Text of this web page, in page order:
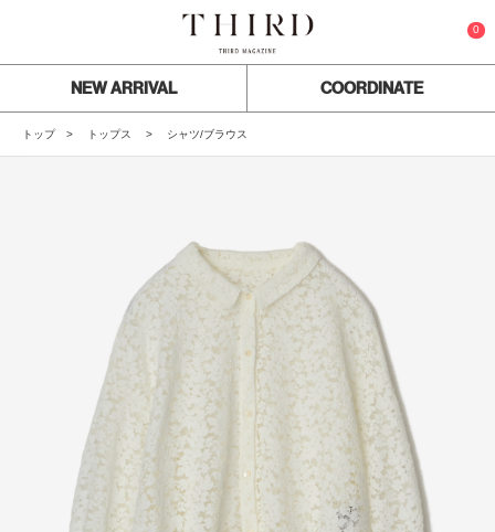
0
NEW ARRIVAL COORDINATE
トップ トップス シャツ/ブラウス